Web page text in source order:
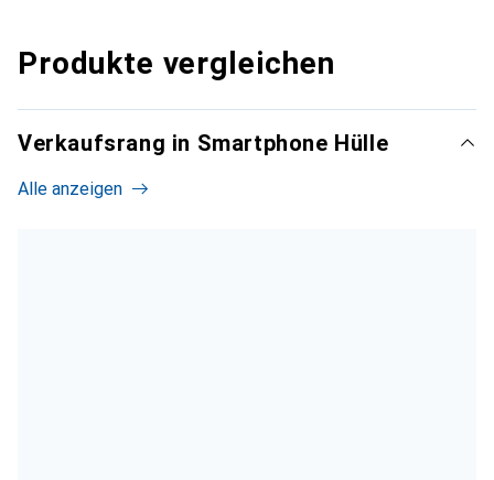
Produkte vergleichen
Verkaufsrang in Smartphone Hülle
Alle anzeigen